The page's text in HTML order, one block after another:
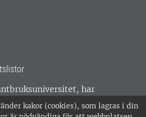
kakor (cookies), som lagras i din
har
hela Sverige. Huvudorter är
och Umeå.SLU är